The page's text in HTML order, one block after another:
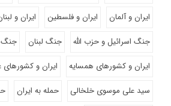
ایران و آلمان
ایران و فلسطین ایران و
جنگ اسرائیل و حزب الله
جنگ لبنان
جنگ
ایران و کشورهای همسایه
ایران و کشورهای
سید علی موسوی خلخالی
حمله به ایران